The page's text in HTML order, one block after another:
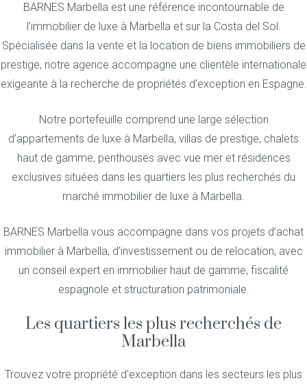
BARNES Marbella est une référence incontournable de
l’immobilier de luxe à Marbella et sur la Costa del Sol.
Spécialisée dans la vente et la location de biens immobiliers de
prestige, notre agence accompagne une clientèle internationale
exigeante à la recherche de propriétés d’exception en Espagne.
Notre portefeuille comprend une large sélection
d’appartements de luxe à Marbella, villas de prestige, chalets
haut de gamme, penthouses avec vue mer et résidences
exclusives situées dans les quartiers les plus recherchés du
marché immobilier de luxe à Marbella.
BARNES Marbella vous accompagne dans vos projets d’achat
immobilier à Marbella, d’investissement ou de relocation, avec
un conseil expert en immobilier haut de gamme, fiscalité
espagnole et structuration patrimoniale.
Les quartiers les plus recherchés de
Marbella
Trouvez votre propriété d’exception dans les secteurs les plus